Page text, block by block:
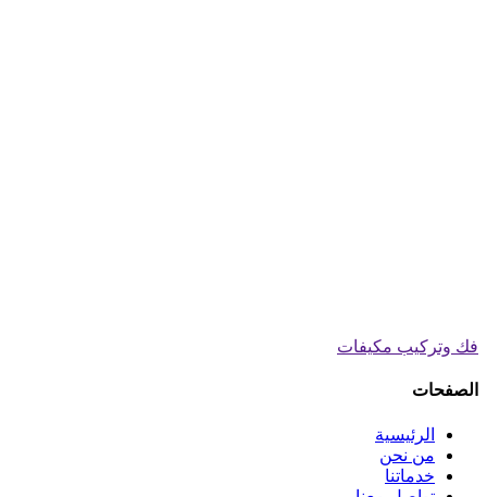
فك وتركيب مكيفات
الصفحات
الرئيسية
من نحن
خدماتنا